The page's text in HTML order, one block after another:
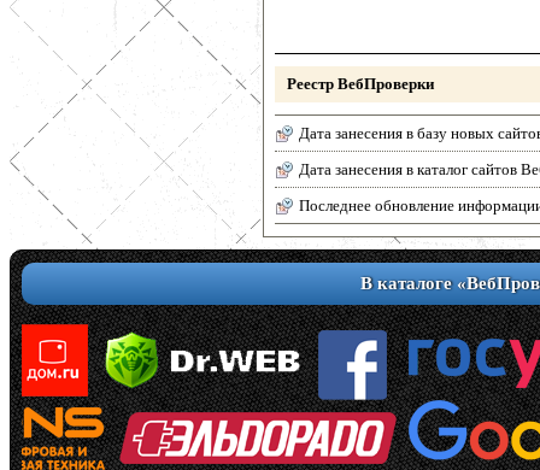
Реестр ВебПроверки
Дата занесения в базу новых
Дата занесения в каталог сайтов
Последнее обновление
В каталоге